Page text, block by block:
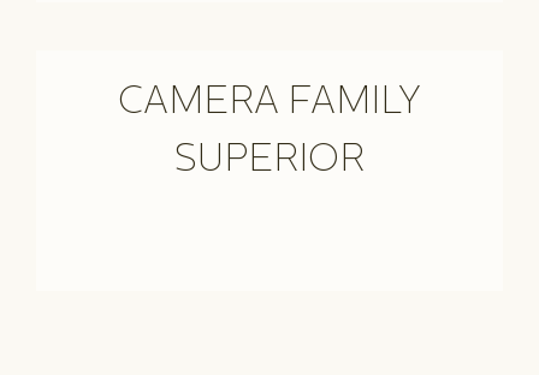
CAMERA FAMILY
SUPERIOR